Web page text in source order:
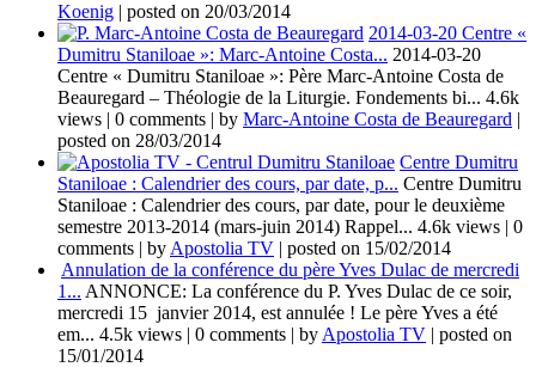
Koenig | posted on 20/03/2014
2014-03-20 Centre «
Dumitru Staniloae »: Marc-Antoine Costa... 2014-03-20
Centre « Dumitru Staniloae »: Père Marc-Antoine Costa de
Beauregard – Théologie de la Liturgie. Fondements bi... 4.6k
views | 0 comments | by Marc-Antoine Costa de Beauregard |
posted on 28/03/2014
Centre Dumitru
Staniloae : Calendrier des cours, par date, p... Centre Dumitru
Staniloae : Calendrier des cours, par date, pour le deuxième
semestre 2013-2014 (mars-juin 2014) Rappel... 4.6k views | 0
comments | by Apostolia TV | posted on 15/02/2014
Annulation de la conférence du père Yves Dulac de mercredi
1... ANNONCE: La conférence du P. Yves Dulac de ce soir,
mercredi 15 janvier 2014, est annulée ! Le père Yves a été
em... 4.5k views | 0 comments | by Apostolia TV | posted on
15/01/2014